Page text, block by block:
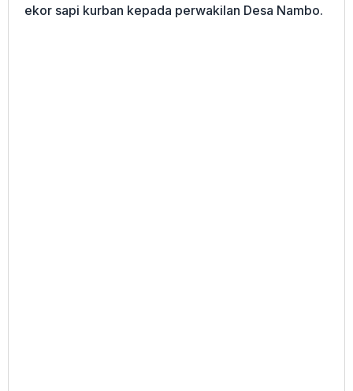
ekor sapi kurban kepada perwakilan Desa Nambo.